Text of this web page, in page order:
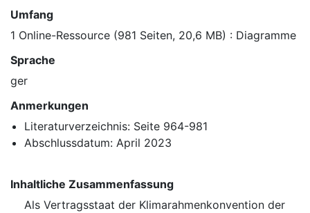
Umfang
1 Online-Ressource (981 Seiten, 20,6 MB) : Diagramme
Sprache
ger
Anmerkungen
Literaturverzeichnis: Seite 964-981
Abschlussdatum: April 2023
Inhaltliche Zusammenfassung
Als Vertragsstaat der Klimarahmenkonvention der